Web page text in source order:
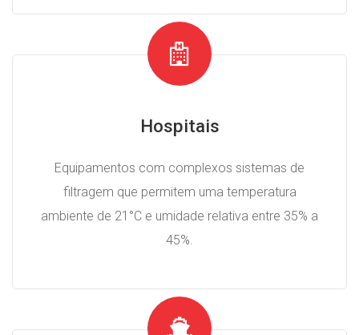
Hospitais
Equipamentos com complexos sistemas de
filtragem que permitem uma temperatura
ambiente de 21°C e umidade relativa entre 35% a
45%.